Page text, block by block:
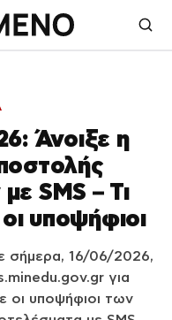
Άνοιξε η
SMS – Τι
υποψήφιοι
σήμερα, 16/06/2026,
για
οι υποψήφιοι των